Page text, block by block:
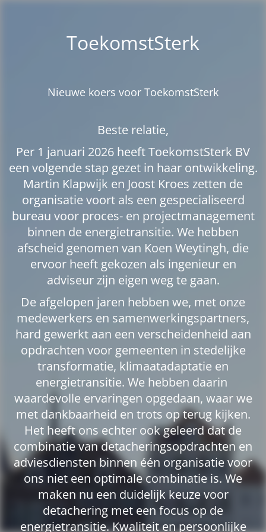
ToekomstSterk
Nieuwe koers voor ToekomstSterk
Beste relatie,
Per 1 januari 2026 heeft ToekomstSterk BV
een volgende stap gezet in haar ontwikkeling.
Martin Klapwijk en Joost Kroes zetten de
organisatie voort als een gespecialiseerd
bureau voor proces- en projectmanagement
binnen de energietransitie. We hebben
afscheid genomen van Koen Weytingh, die
ervoor heeft gekozen als ingenieur en
adviseur zijn eigen weg te gaan.
De afgelopen jaren hebben we, met onze
medewerkers en samenwerkingspartners,
hard gewerkt aan een verscheidenheid aan
opdrachten voor gemeenten in stedelijke
transformatie, klimaatadaptatie en
energietransitie. We hebben daarin
waardevolle ervaringen opgedaan, waar we
met dankbaarheid en trots op terug kijken.
Het heeft ons echter ook geleerd dat de
combinatie van detacheringsopdrachten en
adviesdiensten binnen één organisatie voor
ons niet een optimale combinatie is. We
maken nu een duidelijk keuze voor
detachering met een focus op de
energietransitie. Kwaliteit en persoonlijke